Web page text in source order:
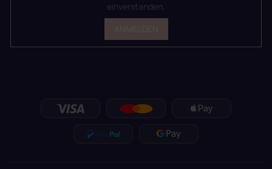
einverstanden.